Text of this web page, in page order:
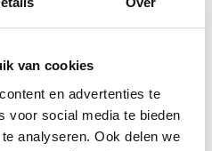
van cookies
en advertenties te
voor social media te bieden
analyseren. Ook delen we